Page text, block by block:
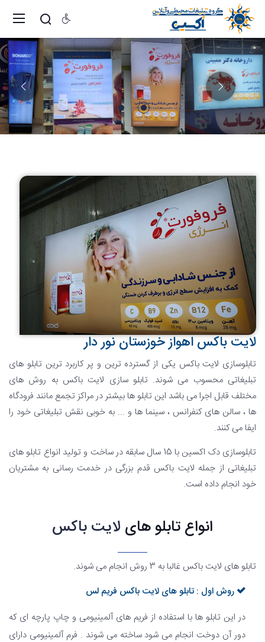
لایت باکس اهواز خوزستان نور دار
تابلوسازی لایت باکس یکی از گسترده ترین و پر کاربرد ترین تابلو های
تبلیغاتی محسوب می شوند. تابلو سازی لایت باکس به روش های
مختلف قابل اجرا می باشد این تابلو ها بیشتر در مراکز تجمع مانند فرودگاه
ها ، سالن های کنفرانس ، سینما ها و ... به خوبی نقش تبلیغاتی خود را
ایفا می کنند.
تابلوسازی دک اکسین با 15 سال سابقه در ساخت و تولید انواع تابلو های
تبلیغاتی از جمله لایت باکس قدم بزرگی در خدمت رسانی به مشتریان
خود انجام داده است.
انواع تابلو های لایت باکس
تابلو های لایت باکس غالبا به 3 روش انجام می شوند.
روش اول : تابلو های لایت باکس فریم لس
در این تابلو ها با استفاده از فریم های آلمینیومی و چاپ پارچه ای که
دور آن دوخت انجام می شود ساخته می شوند . فرم آلمینیومی دارای